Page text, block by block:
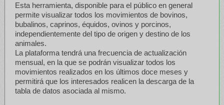
Esta herramienta, disponible para el público en general
permite visualizar todos los movimientos de bovinos,
bubalinos, caprinos, équidos, ovinos y porcinos,
independientemente del tipo de origen y destino de los
animales.
La plataforma tendrá una frecuencia de actualización
mensual, en la que se podrán visualizar todos los
movimientos realizados en los últimos doce meses y
permitirá que los interesados realicen la descarga de la
tabla de datos asociada al mismo.